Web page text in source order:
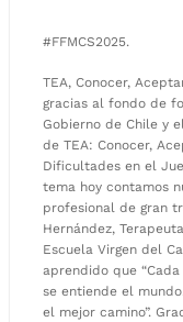
#FFMCS2025.
TEA, Conocer,
gracias al fondo de
Gobierno de Chile y
de TEA: Conocer,
Dificultades en el
tema hoy contamos
profesional de gran
Hernández,
Escuela Virgen del
aprendido que
se entiende el
el mejor camino”.